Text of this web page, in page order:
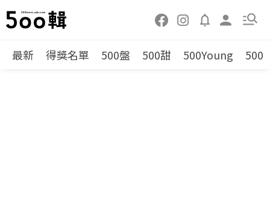
最新 得獎名單 500盤 500甜 500Young 500